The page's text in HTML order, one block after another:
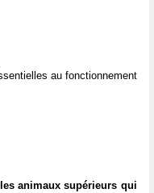
au fonctionnement
animaux supérieurs qui